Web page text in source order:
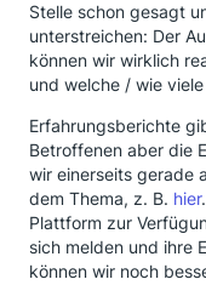
Stelle schon gesagt
unterstreichen: Der
können wir wirklich
und welche / wie
Erfahrungsberichte
Betroffenen aber die
wir einerseits gerade
dem Thema, z. B. hier
Plattform zur
sich melden und ihre
können wir noch